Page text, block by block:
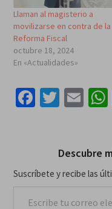
Llaman al magisterio a
movilizarse en contra de la
Reforma Fiscal
octubre 18, 2024
En «Actualidades»
Facebook
Descubre
Suscríbete y recibe las